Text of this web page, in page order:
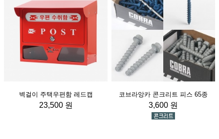
벽걸이 주택우편함 레드캡
23,500 원
코브라앙카 콘크리트 피스 65종
3,600 원